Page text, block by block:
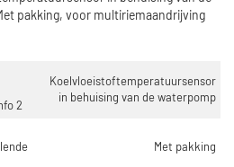
pakking, voor multiriemaandrijving
2
Koelvloeistoftemperatuursensor
in behuising van de waterpomp
Met pakking